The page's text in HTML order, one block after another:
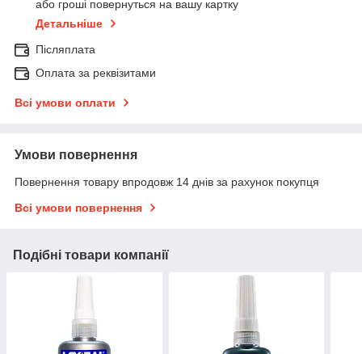
або гроші повернуться на вашу картку
Детальніше
Післяплата
Оплата за реквізитами
Всі умови оплати
Умови повернення
Повернення товару впродовж 14 днів за рахунок покупця
Всі умови повернення
Подібні товари компанії